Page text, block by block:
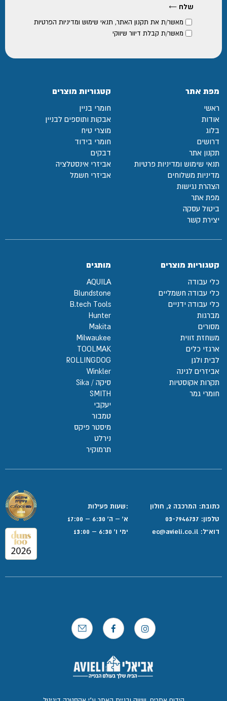
מאשר/ת את תקנון האתר, תנאי שימוש ומדיניות הפרטיות
מאשר/ת קבלת דיוור שיווקי
מפת אתר
ראשי
אודות
בלוג
דרושים
תקנון אתר
תנאי שימוש ומדיניות פרטיות
מדיניות משלוחים
הצהרת נגישות
מפת אתר
ביטול עסקה
יצירת קשר
קטגוריות מוצרים
חומרי בניין
אבקות ותוספים לבניין
מוצרי טיח
חומרי בידוד
דבקים
אביזרי אינסטלציה
אביזרי חשמל
קטגוריות מוצרים
כלי עבודה
כלי עבודה חשמליים
כלי עבודה ידניים
מברגות
מסורים
משחזת זווית
ארגזי כלים
לבית ולגן
אביזרים לגינה
תקרות אקוסטיות
חומרי גמר
מותגים
AQUILA
Blundstone
B.tech Tools
Hunter
Makita
Milwaukee
TOOLMAK
ROLLINGDOG
Winkler
סיקה / Sika
SMITH
יעקבי
טמבור
מיסטר פיקס
נירלט
תרמוקיר
כתובת: המרכבה 2, חולון
טלפון: 03-7946737
דוא”ל:
:שעות פעילות
א' – ה' 6:30 – 17:00
ימי ו' 6:30 – 13:00